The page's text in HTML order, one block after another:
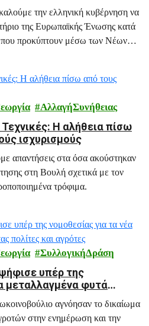
την ελληνική κυβέρνηση να
της Ευρωπαϊκής Ένωσης κατά
που προκύπτουν μέσω των Νέων
ΑλλαγήΣυνήθειας
Η αλήθεια πίσω
ισχυρισμούς
απαντήσεις στα όσα ακούστηκαν
στη Βουλή σχετικά με τον
τρόφιμα.
ΣυλλογικήΔράση
υπέρ της
μεταλλαγμένα φυτά
αγρότες
αγνόησαν το δικαίωμα
στην ενημέρωση και την